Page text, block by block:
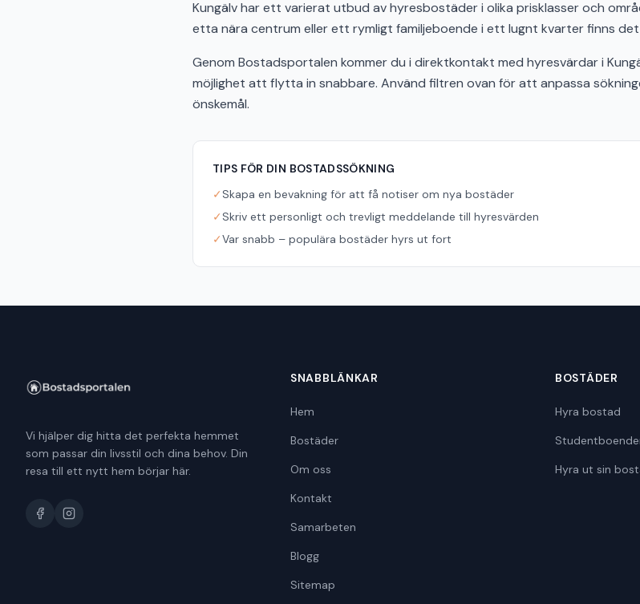
Kungälv har ett varierat utbud av hyresbostäder i olika prisklasser och
etta nära centrum eller ett rymligt familjeboende i ett lugnt kvarter finns
Genom Bostadsportalen kommer du i direktkontakt med hyresvärdar i
möjlighet att flytta in snabbare. Använd filtren ovan för att anpassa
önskemål.
TIPS FÖR DIN BOSTADSSÖKNING
✓Skapa en bevakning för att få notiser om nya bostäder
✓Skriv ett personligt och trevligt meddelande till hyresvärden
✓Var snabb – populära bostäder hyrs ut fort
Vi hjälper dig hitta det perfekta hemmet
som passar din livsstil och dina behov. Din
resa till ett nytt hem börjar här.
SNABBLÄNKAR
Hem
Bostäder
Om oss
Kontakt
Samarbeten
Blogg
Sitemap
BOSTÄDER
Hyra bostad
Hyra ut sin